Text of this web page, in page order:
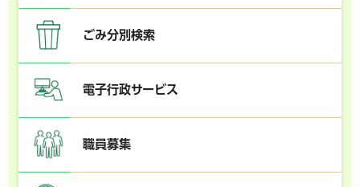
ごみ分別検索
電子行政サービス
職員募集